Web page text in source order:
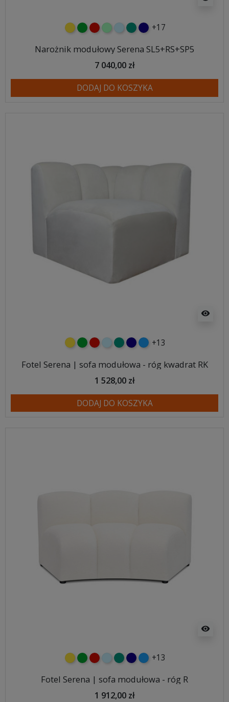
żółtyzielonyczerwony
miętowybłękitnyturkusowy
granatowy
+17
Narożnik modułowy Serena SL5+RS+SP5
7 040,00 zł
DODAJ DO KOSZYKA
visibility
żółtyzielonyczerwony
błękitnyturkusowy
granatowy
niebieski
+13
Fotel Serena | sofa modułowa - róg kwadrat RK
1 528,00 zł
DODAJ DO KOSZYKA
visibility
żółtyzielonyczerwony
błękitnyturkusowy
granatowy
niebieski
+13
Fotel Serena | sofa modułowa - róg R
1 912,00 zł